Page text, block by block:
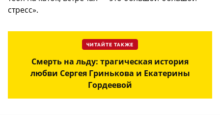
стресс».
ЧИТАЙТЕ ТАКЖЕ
Смерть на льду: трагическая история
любви Сергея Гринькова и Екатерины
Гордеевой